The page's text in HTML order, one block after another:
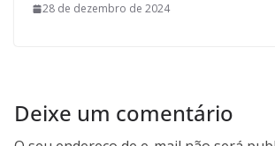
28 de dezembro de 2024
Deixe um comentário